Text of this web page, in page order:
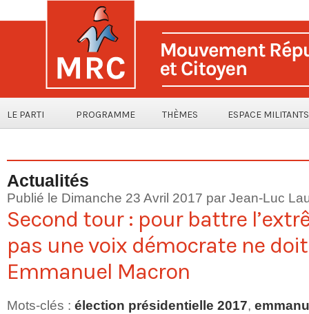
LE PARTI PROGRAMME THÈMES ESPACE MILITANTS
Actualités
Publié le Dimanche 23 Avril 2017 par Jean-Luc
Second tour : pour battre
pas une voix démocrate ne
Emmanuel Macron
Mots-clés : élection présidentielle 2017,